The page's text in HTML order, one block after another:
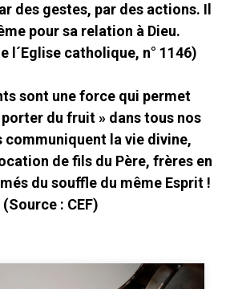
des gestes, par des actions. Il
pour sa relation à Dieu.
l´Eglise catholique, n° 1146)
sont une force qui permet
porter du fruit » dans tous nos
communiquent la vie divine,
de fils du Père, frères en
du souffle du même Esprit !
(Source : CEF)